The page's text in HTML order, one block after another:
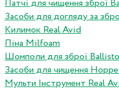
Патчі для чищення зброї
Засоби для догляду за
Килимок Real Avid
Піна Milfoam
Шомполи для зброї
Засоби для чищення
Мульти Інструмент Real